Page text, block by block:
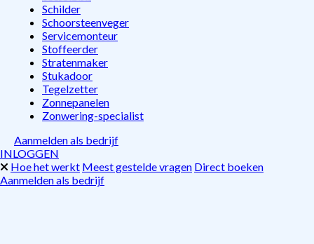
Schilder
Schoorsteenveger
Servicemonteur
Stoffeerder
Stratenmaker
Stukadoor
Tegelzetter
Zonnepanelen
Zonwering-specialist
Aanmelden als bedrijf
INLOGGEN
Hoe het werkt Meest gestelde vragen Direct boeken
Aanmelden als bedrijf